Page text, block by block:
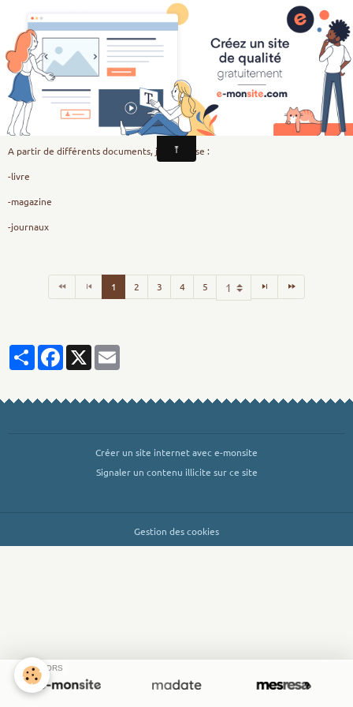
CSI Education aux Médias et à l'Information
Reporters des médias
Je comprends: les différents médias
A partir de différents documents, je les classe :
-livre
-magazine
-journaux
1 2 3 4 5
PartagerFacebook
X
Créer un site internet avec e-monsite
Signaler un contenu illicite sur ce site
Gestion des cookies
SPONSORS